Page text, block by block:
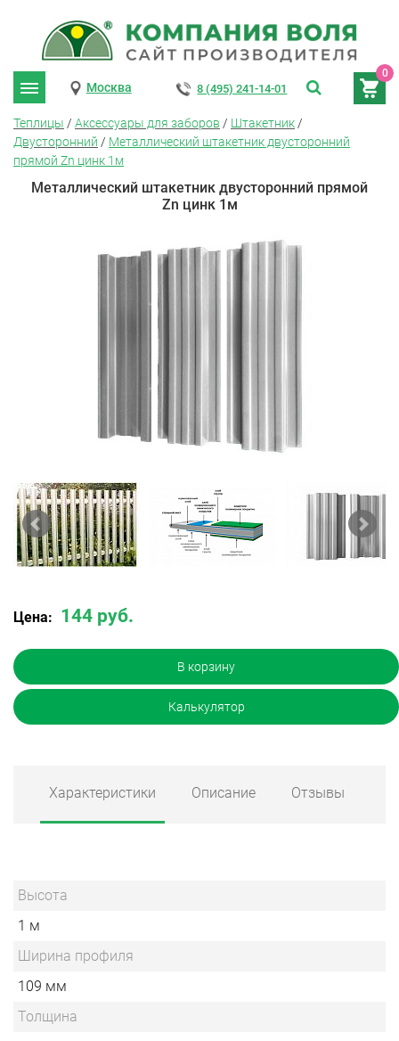
0
Москва 8 (495) 241-14-01
Теплицы / Аксессуары для заборов / Штакетник /
Двусторонний / Металлический штакетник двусторонний
прямой Zn цинк 1м
Металлический штакетник двусторонний прямой
Zn цинк 1м
Цена: 144 руб.
В корзину
Калькулятор
Характеристики Описание Отзывы
Высота
1 м
Ширина профиля
109 мм
Толщина